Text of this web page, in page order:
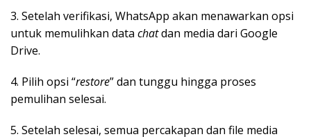
3. Setelah verifikasi, WhatsApp akan menawarkan opsi
untuk memulihkan data chatdan media dari Google
Drive.
4. Pilih opsi “restore” dan tunggu hingga proses
pemulihan selesai.
5. Setelah selesai, semua percakapan dan file media